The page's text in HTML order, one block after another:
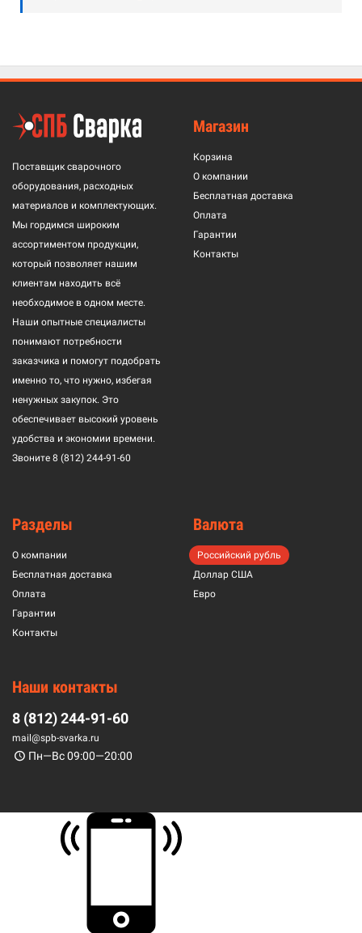
Поставщик сварочного
оборудования, расходных
материалов и комплектующих.
Мы гордимся широким
ассортиментом продукции,
который позволяет нашим
клиентам находить всё
необходимое в одном месте.
Наши опытные специалисты
понимают потребности
заказчика и помогут подобрать
именно то, что нужно, избегая
ненужных закупок. Это
обеспечивает высокий уровень
удобства и экономии времени.
Звоните 8 (812) 244-91-60
Магазин
Корзина
О компании
Бесплатная доставка
Оплата
Гарантии
Контакты
Разделы
О компании
Бесплатная доставка
Оплата
Гарантии
Контакты
Валюта
Российский рубль
Доллар США
Евро
Наши контакты
8 (812) 244-91-60
mail@spb-svarka.ru
Пн—Вс 09:00—20:00